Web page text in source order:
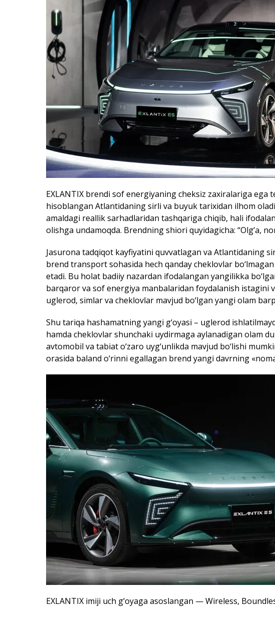
EXLANTIX brendi sof energiyaning cheksiz zaxiralariga ega
hisoblangan Atlantidaning sirli va buyuk tarixidan ilhom
amaldagi reallik sarhadlaridan tashqariga chiqib, hali
olishga undamoqda. Brendning shiori quyidagicha: “Olg‘a,
Jasurona tadqiqot kayfiyatini quvvatlagan va Atlantidaning
brend transport sohasida hech qanday cheklovlar
etadi. Bu holat badiiy nazardan ifodalangan yangilikka
barqaror va sof energiya manbalaridan foydalanish istagini
uglerod, simlar va cheklovlar mavjud bo‘lgan yangi olam
Shu tariqa hashamatning yangi g‘oyasi – uglerod
hamda cheklovlar shunchaki uydirmaga aylanadigan olam
avtomobil va tabiat o‘zaro uyg‘unlikda mavjud bo‘lishi
orasida baland o‘rinni egallagan brend yangi davrning
EXLANTIX imiji uch g‘oyaga asoslangan — Wireless,